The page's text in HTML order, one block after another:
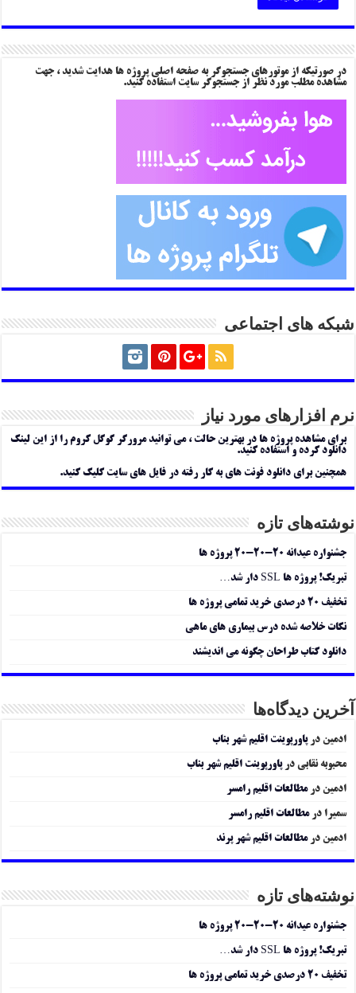
در صورتیکه از موتورهای جستجوگر به صفحه اصلی پروژه ها هدایت شدید ، جهت
مشاهده مطلب مورد نظر از جستجوگر سایت استفاده کنید.
شبکه های اجتماعی
نرم افزارهای مورد نیاز
برای مشاهده پروژه ها در بهترین حالت ، می توانید مرورگر گوگل کروم را از این لینک
دانلود کرده و استفاده کنید.
همچنین برای دانلود فونت های به کار رفته در فایل های سایت کلیک کنید.
نوشته‌های تازه
جشنواره عیدانه ۲۰-۲۰-۲۰ پروژه ها
تبریک! پروژه ها SSL دار شد…
تخفیف ۲۰ درصدی خرید تمامی پروژه ها
نکات خلاصه شده درس بیماری های ماهی
دانلود کتاب طراحان چگونه می اندیشند
آخرین دیدگاه‌ها
ادمین درپاورپوینت اقلیم شهر بناب
محبوبه نقابی درپاورپوینت اقلیم شهر بناب
ادمین درمطالعات اقلیم رامسر
سمیرا درمطالعات اقلیم رامسر
ادمین درمطالعات اقلیم شهر پرند
نوشته‌های تازه
جشنواره عیدانه ۲۰-۲۰-۲۰ پروژه ها
تبریک! پروژه ها SSL دار شد…
تخفیف ۲۰ درصدی خرید تمامی پروژه ها